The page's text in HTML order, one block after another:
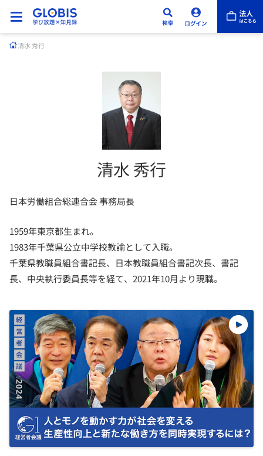
清水 秀行
清水 秀行
日本労働組合総連合会 事務局長
1959年東京都生まれ。
1983年千葉県公立中学校教諭として入職。
千葉県教職員組合書記長、日本教職員組合書記次長、書記
長、中央執行委員長等を経て、2021年10月より現職。